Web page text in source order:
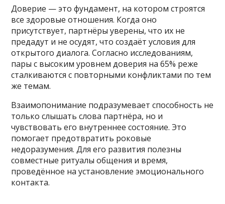
Доверие — это фундамент, на котором строятся
все здоровые отношения. Когда оно
присутствует, партнёры уверены, что их не
предадут и не осудят, что создаёт условия для
открытого диалога. Согласно исследованиям,
пары с высоким уровнем доверия на 65% реже
сталкиваются с повторными конфликтами по тем
же темам.
Взаимопонимание подразумевает способность не
только слышать слова партнёра, но и
чувствовать его внутреннее состояние. Это
помогает предотвратить роковые
недоразумения. Для его развития полезны
совместные ритуалы общения и время,
проведённое на установление эмоционального
контакта.